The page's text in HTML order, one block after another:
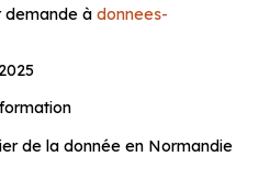
demande à donnees-
de la donnée en Normandie